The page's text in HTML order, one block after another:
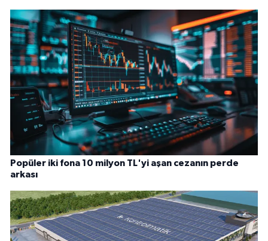
Popüler iki fona 10 milyon TL'yi aşan cezanın perde
arkası